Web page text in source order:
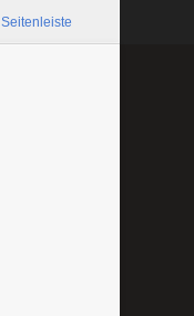
Seitenleiste